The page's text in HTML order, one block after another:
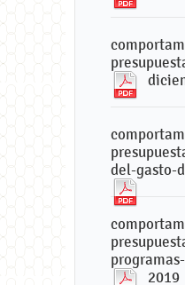
del-gasto-
2019